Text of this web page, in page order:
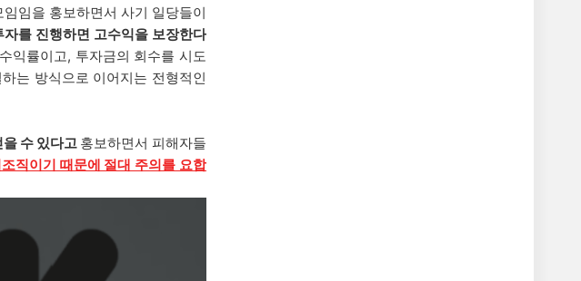
임을 홍보하면서 사기 일당들이
를 진행하면 고수익을 보장한다
익률이고, 투자금의 회수를 시도
는 방식으로 이어지는 전형적인
수 있다고 홍보하면서 피해자들
직이기 때문에 절대 주의를 요합